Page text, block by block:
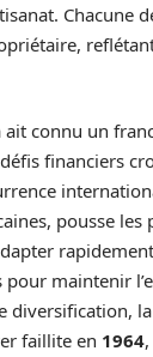
Chacune
ait connu un
financiers
pousse les
maintenir
diversification,
faillite en 1964